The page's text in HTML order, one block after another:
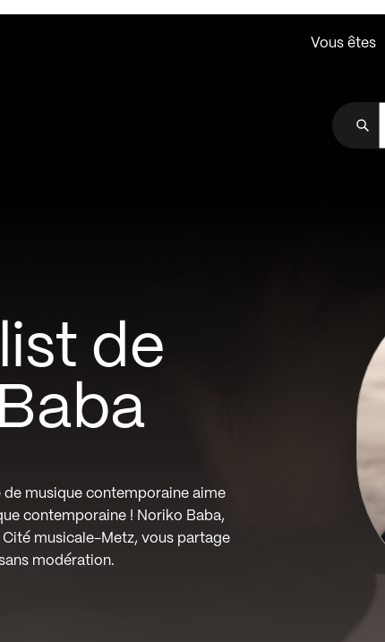
Vous êtes
de
musique contemporaine aime
contemporaine ! Noriko Baba,
musicale-Metz, vous partage
modération.